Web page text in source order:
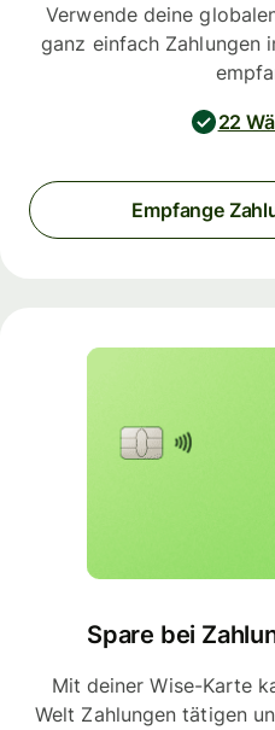
Verwende deine
ganz einfach Zahlungen
22
Empfange
Spare bei
Mit deiner Wise-Karte
Welt Zahlungen tätigen